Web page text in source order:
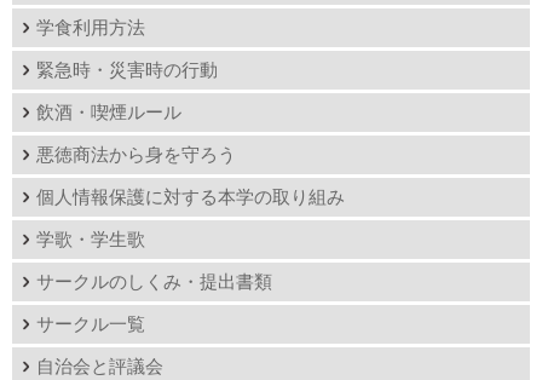
学食利用方法
緊急時・災害時の行動
飲酒・喫煙ルール
悪徳商法から身を守ろう
個人情報保護に対する本学の取り組み
学歌・学生歌
サークルのしくみ・提出書類
サークル一覧
自治会と評議会